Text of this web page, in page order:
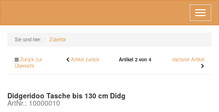
Sie sind hier: Zubehör
Zurück zur
Übersicht
Artikel zurück Artikel 2 von 4 nächster Artikel
Didgeridoo Tasche bis 130 cm Didg
ArtNr.: 10000010